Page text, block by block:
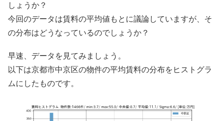
しょうか？
今回のデータは賃料の平均値もとに議論していますが、そ
の分布はどうなっているのでしょうか？
早速、データを見てみましょう。
以下は京都市中京区の物件の平均賃料の分布をヒストグラ
ムにしたものです。